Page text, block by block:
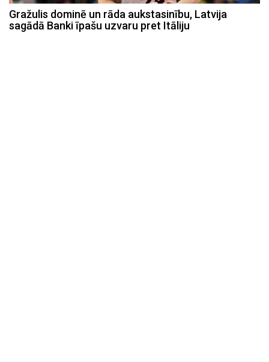
Gražulis dominē un rāda aukstasinību, Latvija
sagādā Banki īpašu uzvaru pret Itāliju